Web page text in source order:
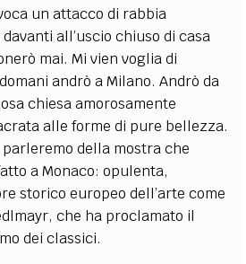
un attacco di rabbia
all’uscio chiuso di casa
mai. Mi vien voglia di
andrò a Milano. Andrò da
chiesa amorosamente
alle forme di pure bellezza.
della mostra che
a Monaco: opulenta,
storico europeo dell’arte come
che ha proclamato il
dei classici.